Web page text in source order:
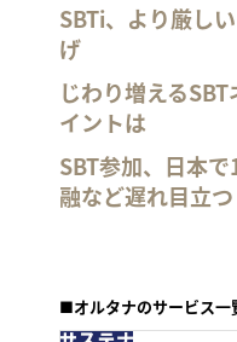
SBTi、より厳し
げ
じわり増える
イントは
SBT参加、日本
融など遅れ目立つ
■オルタナのサービス一